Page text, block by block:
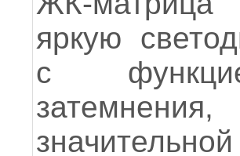
яркую
с